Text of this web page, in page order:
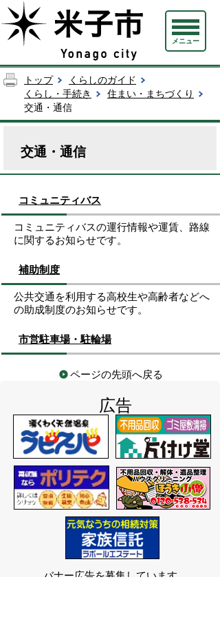
メニュー
トップ
くらしのガイド
くらし・手続き
住まい・まちづくり
交通・通信
交通・通信
コミュニティバス
コミュニティバスの運行情報や運賃、路線
に関するお知らせです。
補助制度
公共交通を利用する高校生や高齢者などへ
の助成制度のお知らせです。
市営駐車場・駐輪場
ページの先頭へ戻る
広告
バナー広告を募集しています